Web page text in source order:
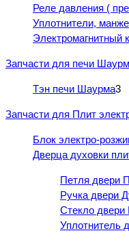
Реле давления (
Уплотнители,
Электромагнитный
Запчасти для печи
Тэн печи Шаурма3
Запчасти для Плит
Блок электро-
Дверца духовки
Петля двери
Ручка двери
Стекло двери
Уплотнитель